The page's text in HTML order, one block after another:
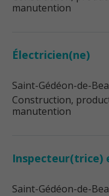
manutention
Électricien(ne)
Saint-Gédéon-de-
Construction,
manutention
Inspecteur(trice)
Saint-Gédéon-de-